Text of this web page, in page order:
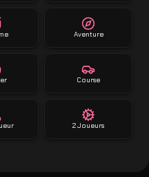
Aventure
Course
2 Joueurs